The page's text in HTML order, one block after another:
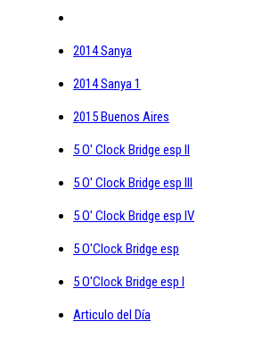
2014 Sanya
2014 Sanya 1
2015 Buenos Aires
5 O' Clock Bridge esp II
5 O' Clock Bridge esp III
5 O' Clock Bridge esp IV
5 O'Clock Bridge esp
5 O'Clock Bridge esp I
Articulo del Día